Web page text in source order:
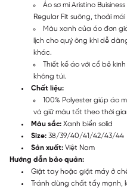
Áo sơ mi Aristino
Regular Fit suông, thoải
Màu xanh của áo đơn
lịch cho quý ông khi dễ
khác.
Thiết kế áo với cổ bẻ
không túi.
Chất liệu:
100% Polyester giúp áo
và giữ màu tốt theo thời
Màu sắc: Xanh biển solid
Size: 38/39/40/41/42/43/44
Sản xuất: Việt Nam
Hướng dẫn bảo quản:
Giặt tay hoặc giặt máy ở
Tránh dùng chất tẩy mạnh,